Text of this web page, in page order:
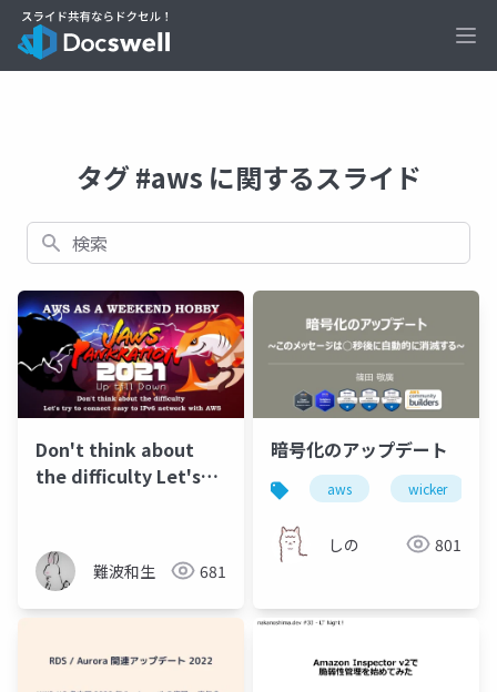
タグ #aws に関するスライド
検索
Don't think about
the difficulty Let's
AWS
難波和生 681
暗号化のアップデート
aws wicker
しの 801